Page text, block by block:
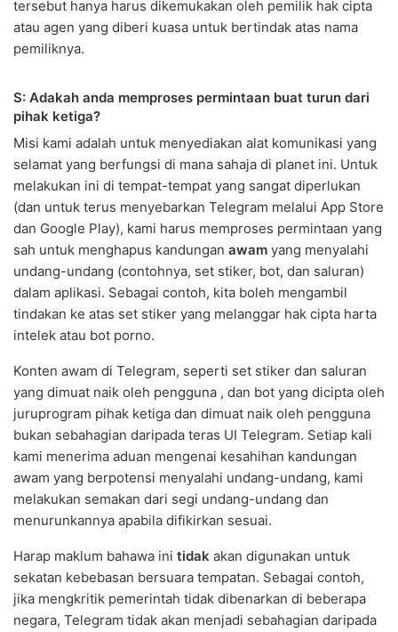
tersebut hanya harus dikemukakan oleh pemilik hak cipta
atau agen yang diberi kuasa untuk bertindak atas nama
pemiliknya.
S: Adakah anda memproses permintaan buat turun dari
pihak ketiga?
Misi kami adalah untuk menyediakan alat komunikasi yang
selamat yang berfungsi di mana sahaja di planet ini. Untuk
melakukan ini di tempat-tempat yang sangat diperlukan
(dan untuk terus menyebarkan Telegram melalui App Store
dan Google Play), kami harus memproses permintaan yang
sah untuk menghapus kandungan awam yang menyalahi
undang-undang (contohnya, set stiker, bot, dan saluran)
dalam aplikasi. Sebagai contoh, kita boleh mengambil
tindakan ke atas set stiker yang melanggar hak cipta harta
intelek atau bot porno.
Konten awam di Telegram, seperti set stiker dan saluran
yang dimuat naik oleh pengguna , dan bot yang dicipta oleh
juruprogram pihak ketiga dan dimuat naik oleh pengguna
bukan sebahagian daripada teras UI Telegram. Setiap kali
kami menerima aduan mengenai kesahihan kandungan
awam yang berpotensi menyalahi undang-undang, kami
melakukan semakan dari segi undang-undang dan
menurunkannya apabila difikirkan sesuai.
Harap maklum bahawa ini tidak akan digunakan untuk
sekatan kebebasan bersuara tempatan. Sebagai contoh,
jika mengkritik pemerintah tidak dibenarkan di beberapa
negara, Telegram tidak akan menjadi sebahagian daripada